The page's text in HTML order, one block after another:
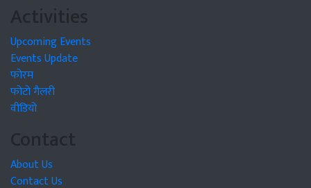
Activities
Upcoming Events
Events Update
फोरम
फोटो गैलरी
वीडियो
Contact
About Us
Contact Us